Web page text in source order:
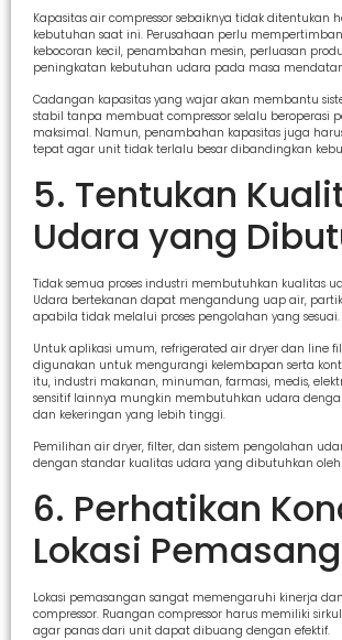
Kapasitas air compressor sebaiknya tidak ditentukan
kebutuhan saat ini. Perusahaan perlu
kebocoran kecil, penambahan mesin, perluasan
peningkatan kebutuhan udara pada masa
Cadangan kapasitas yang wajar akan membantu
stabil tanpa membuat compressor selalu beroperasi
maksimal. Namun, penambahan kapasitas juga
tepat agar unit tidak terlalu besar dibandingkan
5. Tentukan
Udara yang
Tidak semua proses industri membutuhkan kualitas
Udara bertekanan dapat mengandung uap air,
apabila tidak melalui proses pengolahan yang sesuai.
Untuk aplikasi umum, refrigerated air dryer dan line
digunakan untuk mengurangi kelembapan serta
itu, industri makanan, minuman, farmasi, medis,
sensitif lainnya mungkin membutuhkan udara
dan kekeringan yang lebih tinggi.
Pemilihan air dryer, filter, dan sistem pengolahan
dengan standar kualitas udara yang dibutuhkan oleh
6. Perhatikan
Lokasi
Lokasi pemasangan sangat memengaruhi kinerja
compressor. Ruangan compressor harus memiliki
agar panas dari unit dapat dibuang dengan efektif.